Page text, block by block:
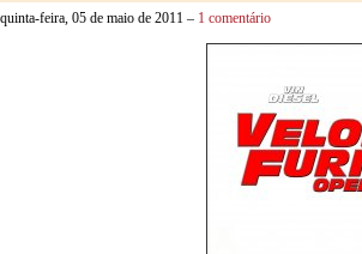
quinta-feira, 05 de maio de 2011 – 1 comentário